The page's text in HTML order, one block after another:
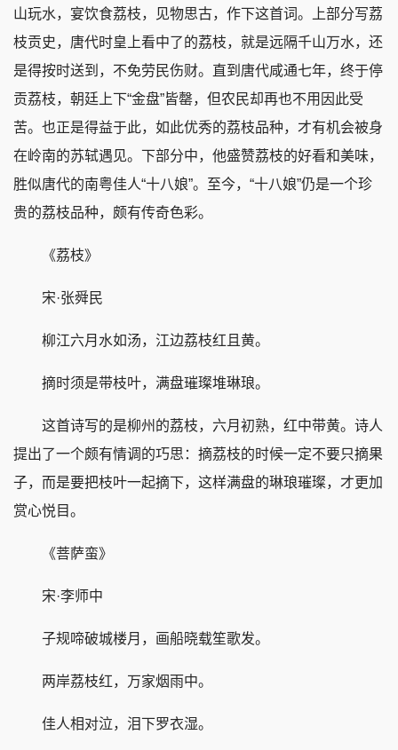
山玩水，宴饮食荔枝，见物思古，作下这首词。上部分写荔
枝贡史，唐代时皇上看中了的荔枝，就是远隔千山万水，还
是得按时送到，不免劳民伤财。直到唐代咸通七年，终于停
贡荔枝，朝廷上下“金盘”皆罄，但农民却再也不用因此受
苦。也正是得益于此，如此优秀的荔枝品种，才有机会被身
在岭南的苏轼遇见。下部分中，他盛赞荔枝的好看和美味，
胜似唐代的南粤佳人“十八娘”。至今，“十八娘”仍是一个珍
贵的荔枝品种，颇有传奇色彩。
《荔枝》
宋·张舜民
柳江六月水如汤，江边荔枝红且黄。
摘时须是带枝叶，满盘璀璨堆琳琅。
这首诗写的是柳州的荔枝，六月初熟，红中带黄。诗人
提出了一个颇有情调的巧思：摘荔枝的时候一定不要只摘果
子，而是要把枝叶一起摘下，这样满盘的琳琅璀璨，才更加
赏心悦目。
《菩萨蛮》
宋·李师中
子规啼破城楼月，画船晓载笙歌发。
两岸荔枝红，万家烟雨中。
佳人相对泣，泪下罗衣湿。